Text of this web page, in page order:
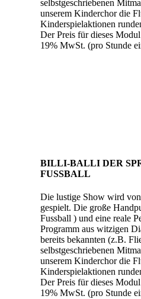
selbstgeschriebenen
unserem Kinderchor die
Kinderspielaktionen
Der Preis für dieses
19% MwSt. (pro Stunde
BILLI-BALLI DER
FUSSBALL
Die lustige Show wird
gespielt. Die große
Fussball ) und eine reale
Programm aus witzigen
bereits bekannten (z.B.
selbstgeschriebenen
unserem Kinderchor die
Kinderspielaktionen
Der Preis für dieses
19% MwSt. (pro Stunde